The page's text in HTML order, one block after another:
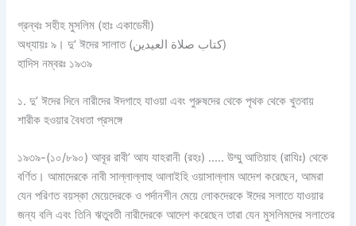
গ্রন্থঃ সহীহ মুসলিম (হাঃ একাডেমী)
অধ্যায়ঃ ৯। দু’ ঈদের সালাত (كتاب صلاة العيدين)
হাদিস নম্বরঃ ১৯৩৯
১. দু’ ঈদের দিনে নারীদের ঈদগাহে যাওয়া এবং পুরুষদের থেকে পৃথক থেকে খুতবায়
শারীক হওয়ার বৈধতা প্রসঙ্গে
১৯৩৯-(১০/৮৯০) আবূর রাবী’ আয যাহরানী (রহঃ) ….. উম্মু আতিয়াহ (রাযিঃ) থেকে
বর্ণিত। আমাদেরকে নাবী সাল্লাল্লাহু আলাইহি ওয়াসাল্লাম আদেশ করেছেন, আমরা
যেন পরিণত বয়স্কা মেয়েদেরকে ও পর্দানশীন মেয়ে লোকদেরকে ঈদের সলাতে যাওয়ার
জন্য বলি এবং তিনি ঋতুবতী নারীদেরকে আদেশ করেছেন তারা যেন মুসলিমদের সলাতের